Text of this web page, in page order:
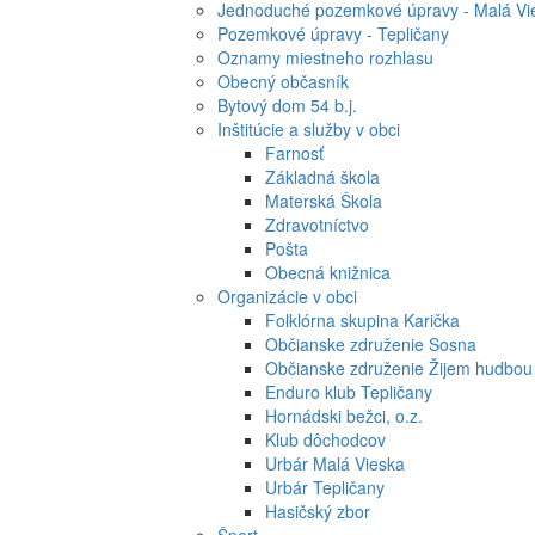
Jednoduché pozemkové úpravy - Malá
Pozemkové úpravy - Tepličany
Oznamy miestneho rozhlasu
Obecný občasník
Bytový dom 54 b.j.
Inštitúcie a služby v obci
Farnosť
Základná škola
Materská Škola
Zdravotníctvo
Pošta
Obecná knižnica
Organizácie v obci
Folklórna skupina Karička
Občianske združenie Sosna
Občianske združenie Žijem hudbou
Enduro klub Tepličany
Hornádski bežci, o.z.
Klub dôchodcov
Urbár Malá Vieska
Urbár Tepličany
Hasičský zbor